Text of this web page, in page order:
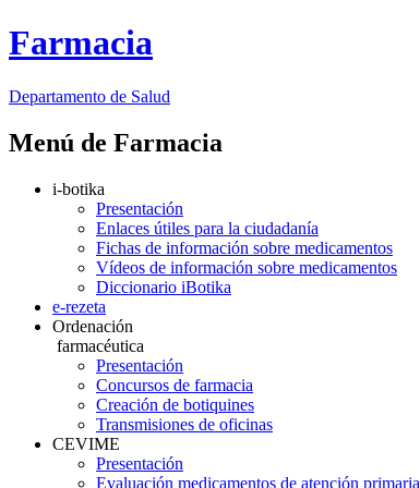
Farmacia
Departamento de Salud
Menú de Farmacia
i-botika
Presentación
Enlaces útiles para la ciudadanía
Fichas de información sobre medicamentos
Vídeos de información sobre medicamentos
Diccionario iBotika
e-rezeta
Ordenación
farmacéutica
Presentación
Concursos de farmacia
Creación de botiquines
Transmisiones de oficinas
CEVIME
Presentación
Evaluación medicamentos de atención primaria